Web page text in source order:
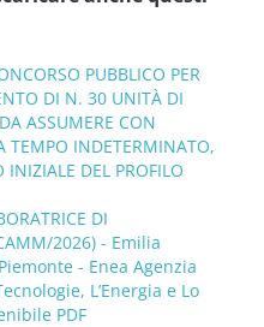
PUBBLICO PER
DI N. 30 UNITÀ DI
ASSUMERE CON
TEMPO INDETERMINATO,
DEL PROFILO
DI
2026) - Emilia
- Enea Agenzia
L’Energia e Lo
PDF